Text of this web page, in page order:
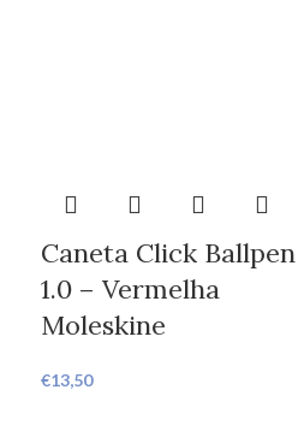
Caneta Click Ballpen
1.0 – Vermelha
Moleskine
€13,50